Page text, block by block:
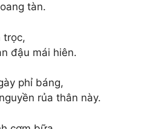
tàn.
trọc,
đậu mái hiên.
phỉ báng,
rủa thân này.